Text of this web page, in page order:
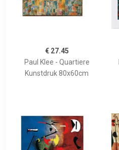
€ 27.45
Paul Klee - Quartiere
Kunstdruk 80x60cm